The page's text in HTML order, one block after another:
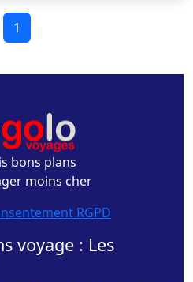
1
bons plans
moins cher
RGPD
voyage : Les